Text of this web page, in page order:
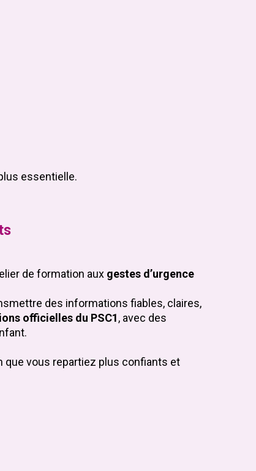
essentielle.
de formation aux gestes d’urgence
des informations fiables, claires,
officielles du PSC1, avec des
que vous repartiez plus confiants et